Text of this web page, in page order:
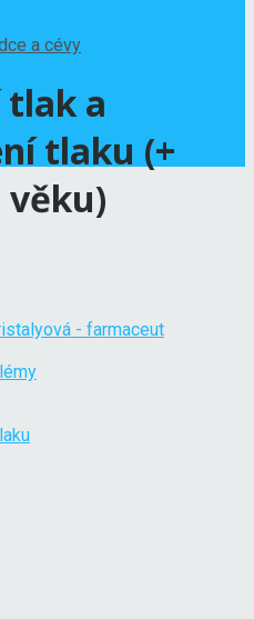
a cévy
a
tlaku (+
- farmaceut